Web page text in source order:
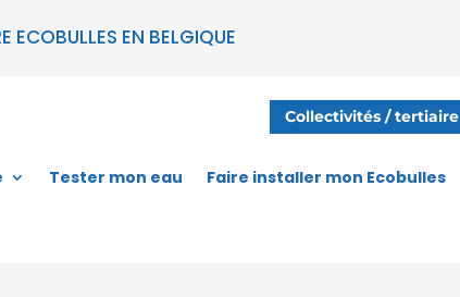
ECOBULLES EN BELGIQUE
Collectivités / tertiaire
Tester mon eau Faire installer mon Ecobulles